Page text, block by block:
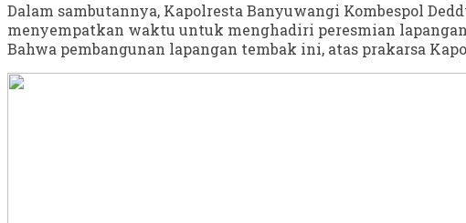
Dalam sambutannya, Kapolresta Banyuwangi Kombespol
menyempatkan waktu untuk menghadiri peresmian
Bahwa pembangunan lapangan tembak ini, atas prakarsa